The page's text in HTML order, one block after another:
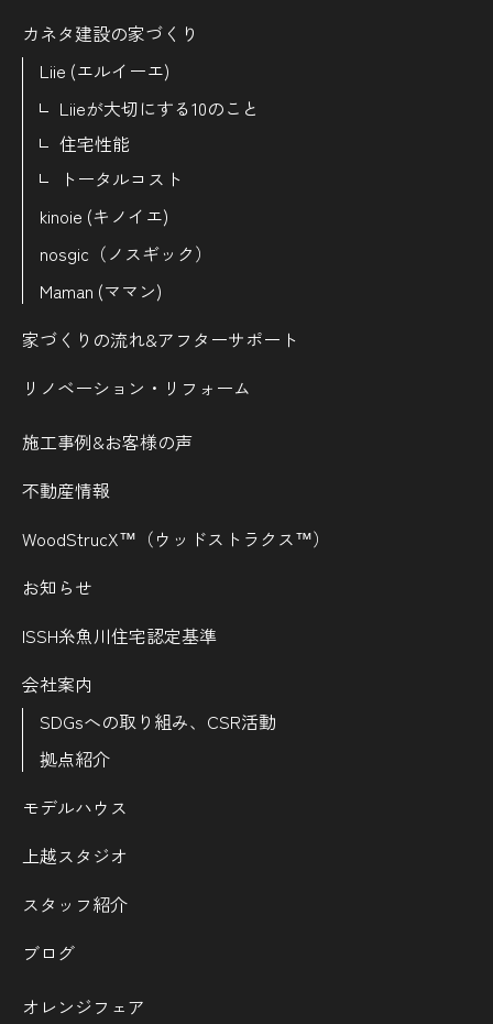
カネタ建設の家づくり
Liie (エルイーエ)
Liieが大切にする10のこと
住宅性能
トータルコスト
kinoie (キノイエ)
nosgic（ノスギック）
Maman (ママン)
家づくりの流れ&アフターサポート
リノベーション・リフォーム
施工事例&お客様の声
不動産情報
WoodStrucX™（ウッドストラクス™）
お知らせ
ISSH糸魚川住宅認定基準
会社案内
SDGsへの取り組み、CSR活動
拠点紹介
モデルハウス
上越スタジオ
スタッフ紹介
ブログ
オレンジフェア